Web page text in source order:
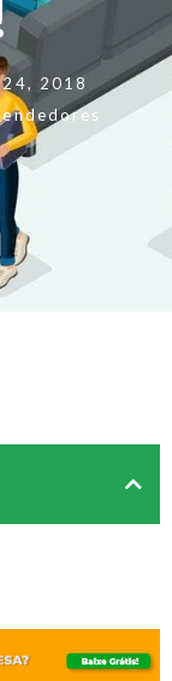
2018